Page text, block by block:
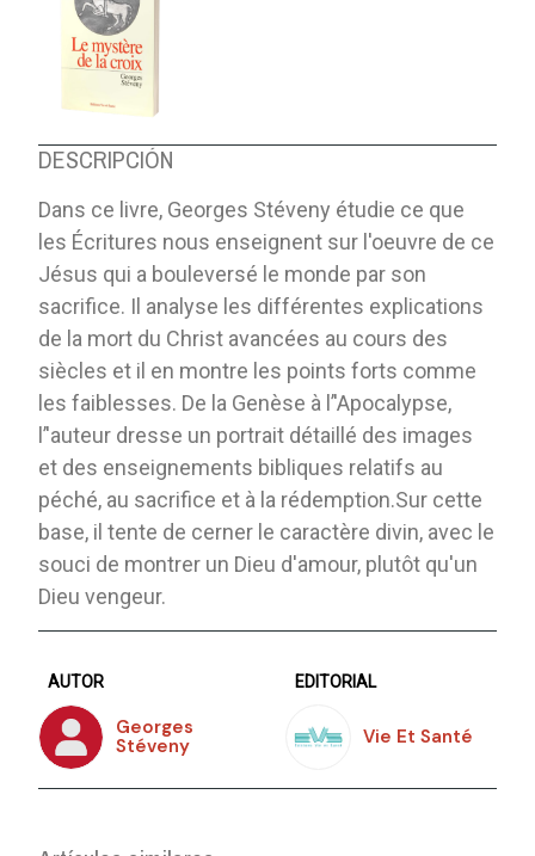
DESCRIPCIÓN
Dans ce livre, Georges Stéveny étudie ce que
les Écritures nous enseignent sur l'oeuvre de ce
Jésus qui a bouleversé le monde par son
sacrifice. Il analyse les différentes explications
de la mort du Christ avancées au cours des
siècles et il en montre les points forts comme
les faiblesses. De la Genèse à l’'Apocalypse,
l’'auteur dresse un portrait détaillé des images
et des enseignements bibliques relatifs au
péché, au sacrifice et à la rédemption.Sur cette
base, il tente de cerner le caractère divin, avec le
souci de montrer un Dieu d'amour, plutôt qu'un
Dieu vengeur.
AUTOR
Georges
Stéveny
EDITORIAL
Vie Et Santé